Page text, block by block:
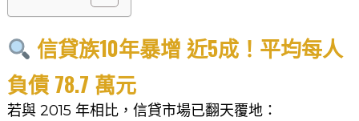
信貸族10年暴增 近5成！平均每人
負債 78.7 萬元
若與 2015 年相比，信貸市場已翻天覆地：